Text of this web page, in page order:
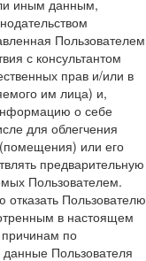
иным данным,
Пользователем
с консультантом
прав и/или в
им лица) и,
о себе
для облегчения
или его
предварительную
Пользователем.
Пользователю
в настоящем
по
Пользователя